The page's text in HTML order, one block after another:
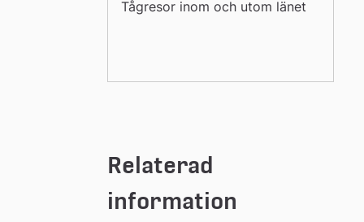
Tågresor inom och utom länet
Relaterad
information